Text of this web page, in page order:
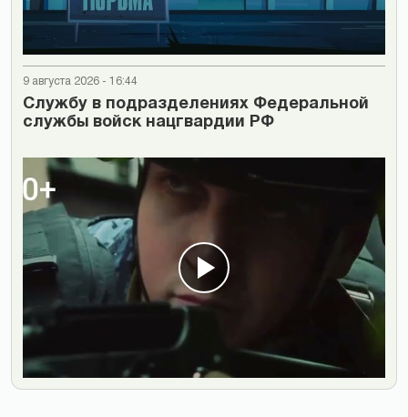
9 августа 2026 - 16:44
Cлужбу в подразделениях Федеральной
службы войск нацгвардии РФ